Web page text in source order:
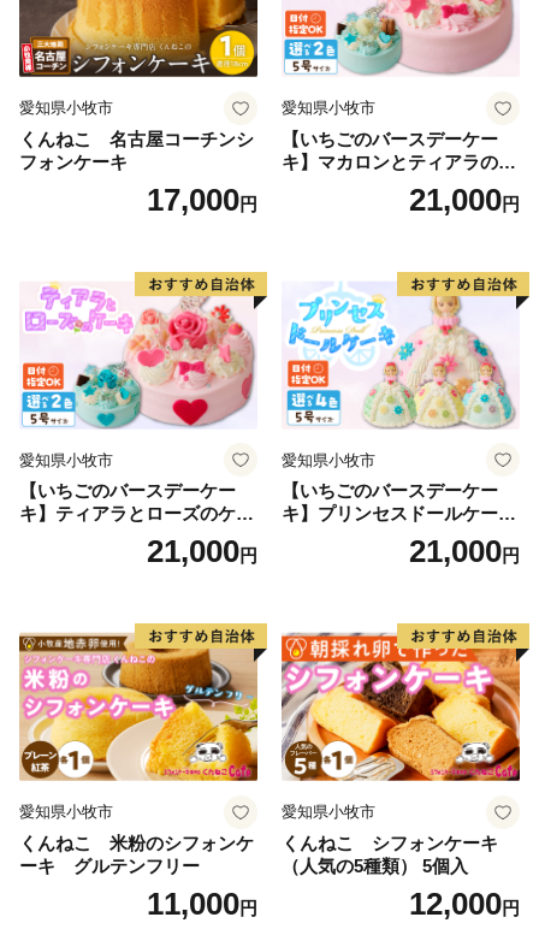
愛知県小牧市
くんねこ 名古屋コーチンシ
フォンケーキ
17,000円
愛知県小牧市
【いちごのバースデーケー
キ】マカロンとティアラのケ
ーキ スイーツ 日時指定可 デ
ザート 洋菓子 お取り寄せ 愛
デコレーションケーキ ホー
ルケーキ
21,000円
愛知県小牧市
【いちごのバースデーケー
キ】ティアラとローズのケー
キ スイーツ デザート 洋菓
子 お取り寄せ 愛知県 小牧市
レーション ホールケーキ 日
時指定可
21,000円
愛知県小牧市
【いちごのバースデーケー
キ】プリンセスドールケーキ
日時指定可 スイーツ デザー
ト 洋菓子 お取り寄せ 愛知県
デコレーションケーキ ホー
ルケーキ 人形 かわいい こど
も
21,000円
愛知県小牧市
くんねこ 米粉のシフォンケ
ーキ グルテンフリー
11,000円
愛知県小牧市
くんねこ シフォンケーキ
（人気の5種類） 5個入
12,000円